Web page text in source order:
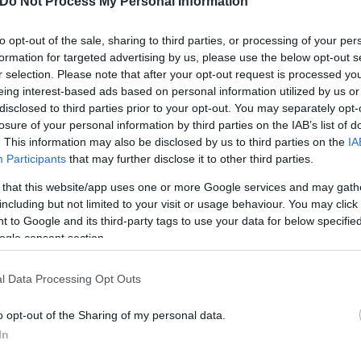
opt-out of the sale, sharing to third parties, or processing of your
for targeted advertising by us, please use the below opt-out
selection. Please note that after your opt-out request is processed
interest-based ads based on personal information utilized by us
to third parties prior to your opt-out. You may separately
of your personal information by third parties on the IAB’s list of
This information may also be disclosed by us to third parties on the
Participants that may further disclose it to other third parties.
that this website/app uses one or more Google services and may
but not limited to your visit or usage behaviour. You may
to Google and its third-party tags to use your data for below
consent section.
Data Processing Opt Outs
opt-out of the Sharing of my personal data.
Segment της Microsoft Ελλάδας, Κύπρου και
ραγδαία τον τρόπο λειτουργίας των
πώς να τις χρησιμοποιήσει με ασφάλεια,
τους πελάτες μας να υιοθετήσουν
τα στελέχη που είναι υπεύθυνα για την λήψη
πληροφορίες, έτσι ώστε να επιτυγχάνεται η
τους ή για την ανάπτυξη των νέων
δεσμεύεται να γίνει ένας οργανισμός που
συνεργασίας με τη WITSIDE, και ιδιαίτερα
στο Azure Data Lake. Ανυπομονώ να δω τον